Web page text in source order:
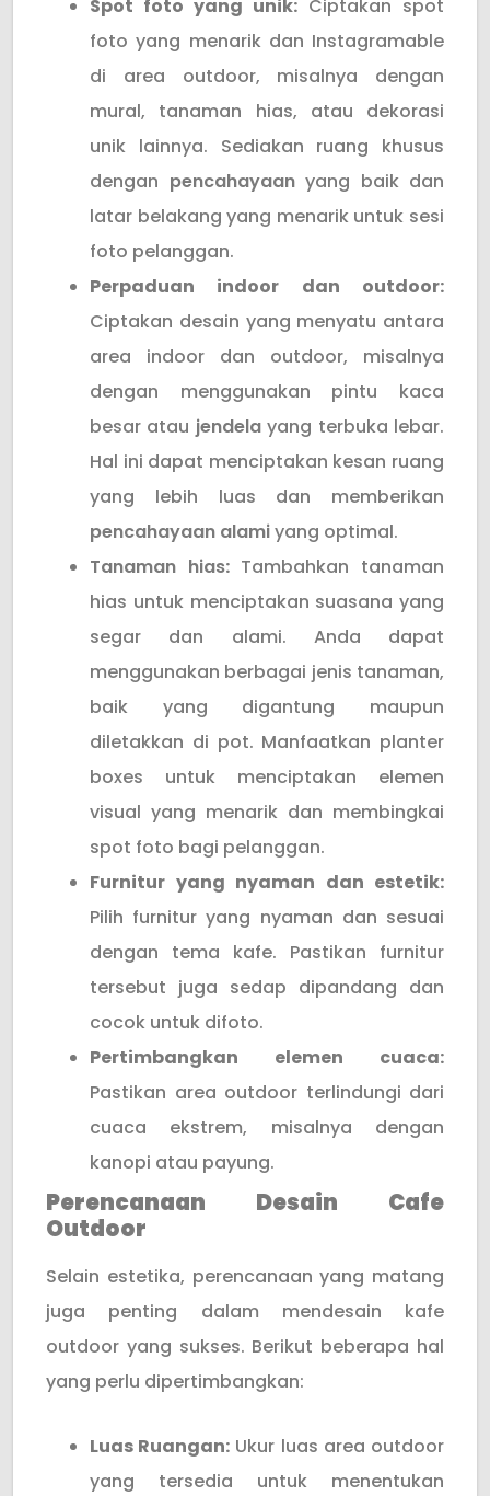
Spot foto yang unik: Ciptakan spot
foto yang menarik dan Instagramable
di area outdoor, misalnya dengan
mural, tanaman hias, atau dekorasi
unik lainnya. Sediakan ruang khusus
dengan pencahayaanyang baik dan
latar belakang yang menarik untuk sesi
foto pelanggan.
Perpaduan indoor dan outdoor:
Ciptakan desain yang menyatu antara
area indoor dan outdoor, misalnya
dengan menggunakan pintu kaca
besar atau jendelayang terbuka lebar.
Hal ini dapat menciptakan kesan ruang
yang lebih luas dan memberikan
pencahayaan alamiyang optimal.
Tanaman hias:Tambahkan tanaman
hias untuk menciptakan suasana yang
segar dan alami. Anda dapat
menggunakan berbagai jenis tanaman,
baik yang digantung maupun
diletakkan di pot. Manfaatkan planter
boxes untuk menciptakan elemen
visual yang menarik dan membingkai
spot foto bagi pelanggan.
Furnitur yang nyaman dan estetik:
Pilih furnitur yang nyaman dan sesuai
dengan tema kafe. Pastikan furnitur
tersebut juga sedap dipandang dan
cocok untuk difoto.
Pertimbangkan elemen cuaca:
Pastikan area outdoor terlindungi dari
cuaca ekstrem, misalnya dengan
kanopi atau payung.
Perencanaan Desain Cafe
Outdoor
Selain estetika, perencanaan yang matang
juga penting dalam mendesain kafe
outdoor yang sukses. Berikut beberapa hal
yang perlu dipertimbangkan:
Luas Ruangan: Ukur luas area outdoor
yang tersedia untuk menentukan